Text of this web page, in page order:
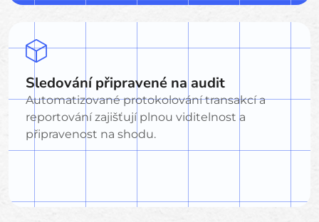
Sledování připravené na audit
Automatizované protokolování transakcí a
reportování zajišťují plnou viditelnost a
připravenost na shodu.